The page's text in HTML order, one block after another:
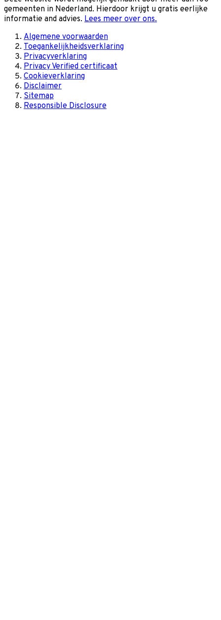
gemeenten in Nederland. Hierdoor krijgt u gratis eerlijke
informatie and advies. Lees meer over ons.
Algemene voorwaarden
Toegankelijkheidsverklaring
Privacyverklaring
Privacy Verified certificaat
Cookieverklaring
Disclaimer
Sitemap
Responsible Disclosure